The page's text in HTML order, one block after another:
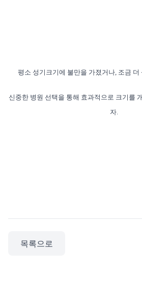
평소 성기크기에 불만을 가졌거나, 조금 더
신중한 병원 선택을 통해 효과적으로 크기를
자.
목록으로